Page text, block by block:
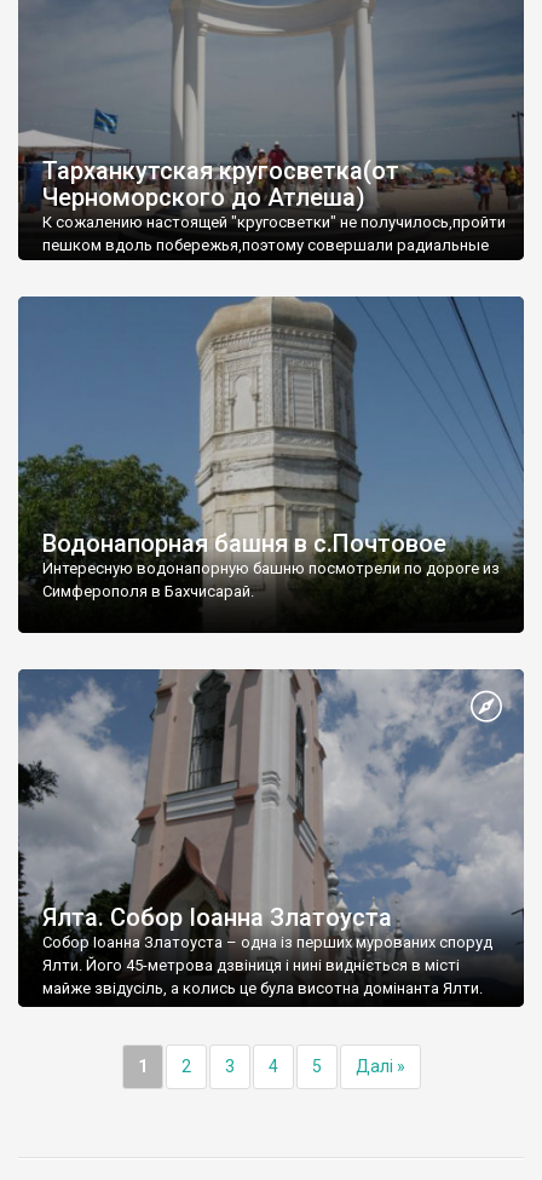
Тарханкутская кругосветка(от
Черноморского до Атлеша)
К сожалению настоящей "кругосветки" не получилось,пройти
пешком вдоль побережья,поэтому совершали радиальные
Водонапорная башня в с.Почтовое
Интересную водонапорную башню посмотрели по дороге из
Симферополя в Бахчисарай.
Ялта. Собор Іоанна Златоуста
Собор Іоанна Златоуста – одна із перших мурованих споруд
Ялти. Його 45-метрова дзвіниця і нині видніється в місті
майже звідусіль, а колись це була висотна домінанта Ялти.
1 2 3 4 5 Далі »